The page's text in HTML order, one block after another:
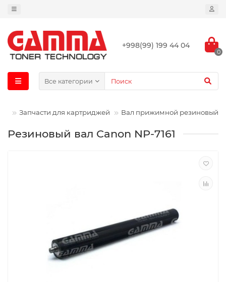
+998(99) 199 44 04
0
Все категории
Запчасти для картриджей Вал прижимной резиновый
Резиновый вал Canon NP-7161